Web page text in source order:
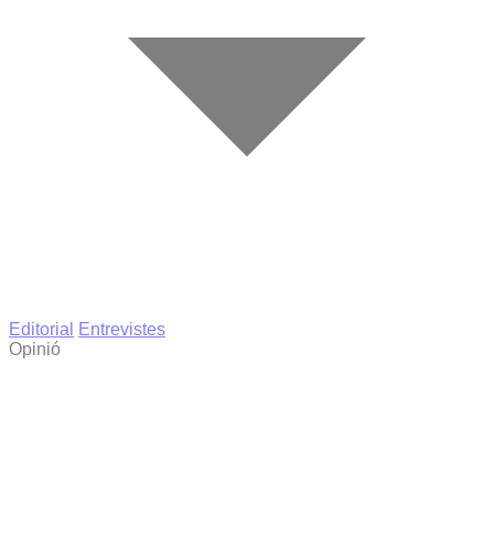
Editorial
Entrevistes
Opinió